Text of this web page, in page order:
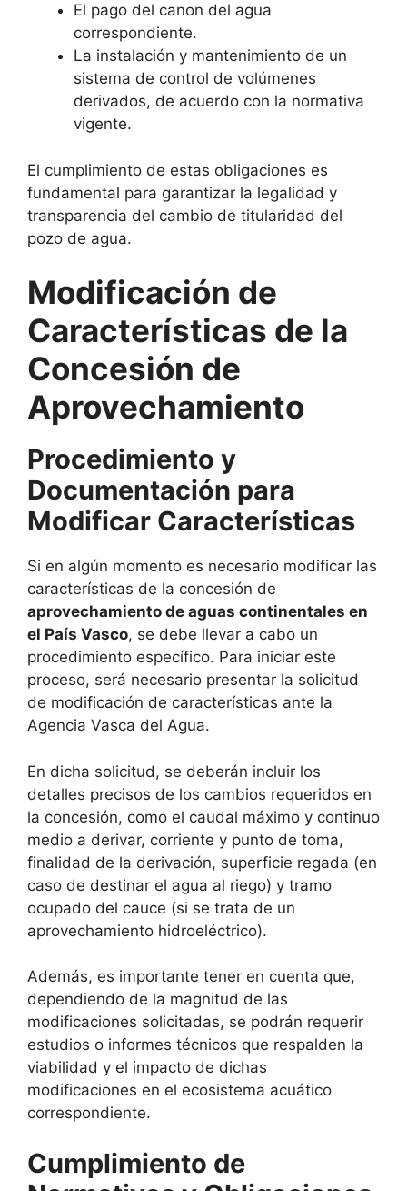
El pago del canon del agua
correspondiente.
La instalación y mantenimiento de un
sistema de control de volúmenes
derivados, de acuerdo con la normativa
vigente.
El cumplimiento de estas obligaciones es
fundamental para garantizar la legalidad y
transparencia del cambio de titularidad del
pozo de agua.
Modificación de
Características de la
Concesión de
Aprovechamiento
Procedimiento y
Documentación para
Modificar Características
Si en algún momento es necesario modificar las
características de la concesión de
aprovechamiento de aguas continentales en
el País Vasco, se debe llevar a cabo un
procedimiento específico. Para iniciar este
proceso, será necesario presentar la solicitud
de modificación de características ante la
Agencia Vasca del Agua.
En dicha solicitud, se deberán incluir los
detalles precisos de los cambios requeridos en
la concesión, como el caudal máximo y continuo
medio a derivar, corriente y punto de toma,
finalidad de la derivación, superficie regada (en
caso de destinar el agua al riego) y tramo
ocupado del cauce (si se trata de un
aprovechamiento hidroeléctrico).
Además, es importante tener en cuenta que,
dependiendo de la magnitud de las
modificaciones solicitadas, se podrán requerir
estudios o informes técnicos que respalden la
viabilidad y el impacto de dichas
modificaciones en el ecosistema acuático
correspondiente.
Cumplimiento de